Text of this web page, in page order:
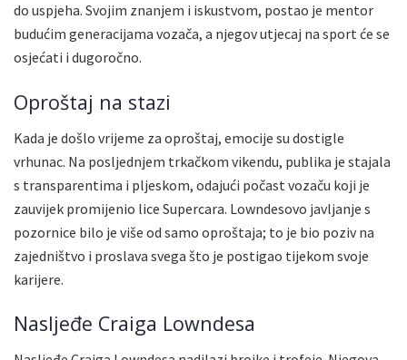
do uspjeha. Svojim znanjem i iskustvom, postao je mentor
budućim generacijama vozača, a njegov utjecaj na sport će se
osjećati i dugoročno.
Oproštaj na stazi
Kada je došlo vrijeme za oproštaj, emocije su dostigle
vrhunac. Na posljednjem trkačkom vikendu, publika je stajala
s transparentima i pljeskom, odajući počast vozaču koji je
zauvijek promijenio lice Supercara. Lowndesovo javljanje s
pozornice bilo je više od samo oproštaja; to je bio poziv na
zajedništvo i proslava svega što je postigao tijekom svoje
karijere.
Nasljeđe Craiga Lowndesa